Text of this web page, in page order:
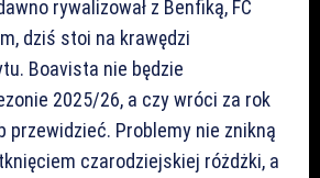
rywalizował z Benfiką, FC
dziś stoi na krawędzi
Boavista nie będzie
2025/26, a czy wróci za rok
przewidzieć. Problemy nie znikną
czarodziejskiej różdżki, a